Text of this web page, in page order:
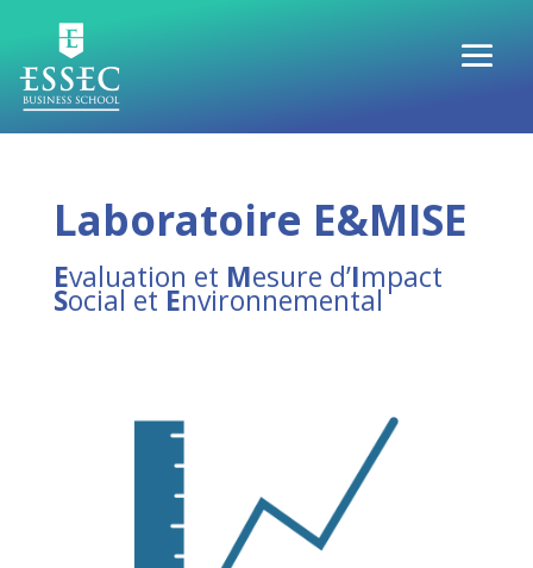
Laboratoire E&MISE
Evaluation et Mesure d’Impact
Social etEnvironnemental